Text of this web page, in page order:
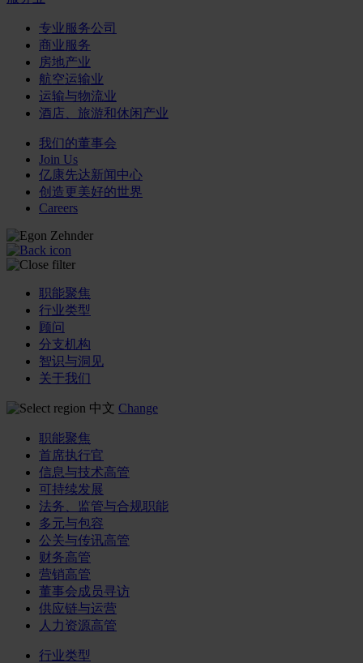
专业服务公司
商业服务
房地产业
航空运输业
运输与物流业
酒店、旅游和休闲产业
我们的董事会
Join Us
亿康先达新闻中心
创造更美好的世界
Careers
职能聚焦
行业类型
顾问
分支机构
智识与洞见
关于我们
中文 Change
职能聚焦
首席执行官
信息与技术高管
可持续发展
法务、监管与合规职能
多元与包容
公关与传讯高管
财务高管
营销高管
董事会成员寻访
供应链与运营
人力资源高管
行业类型